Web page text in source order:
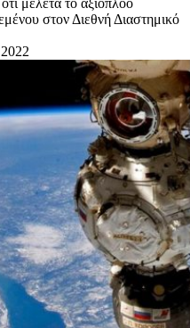
στον Διεθνή Διαστημικό